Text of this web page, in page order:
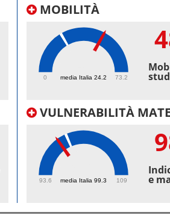
MOBILITÀ
media Italia 24.2
0 73.2
VULNERABILITÀ
media Italia 99.3
93.6 109 e